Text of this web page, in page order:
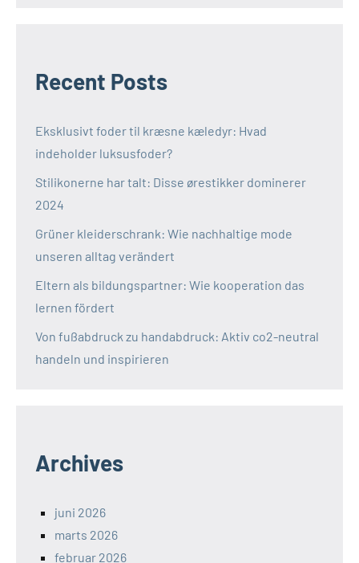
Recent Posts
Eksklusivt foder til kræsne kæledyr: Hvad
indeholder luksusfoder?
Stilikonerne har talt: Disse ørestikker dominerer
2024
Grüner kleiderschrank: Wie nachhaltige mode
unseren alltag verändert
Eltern als bildungspartner: Wie kooperation das
lernen fördert
Von fußabdruck zu handabdruck: Aktiv co2-neutral
handeln und inspirieren
Archives
juni 2026
marts 2026
februar 2026